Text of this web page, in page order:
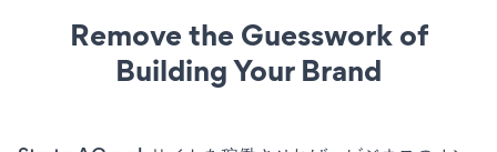
Remove the Guesswork of
Building Your Brand